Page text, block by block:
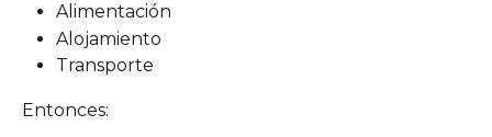
Alimentación
Alojamiento
Transporte
Entonces: